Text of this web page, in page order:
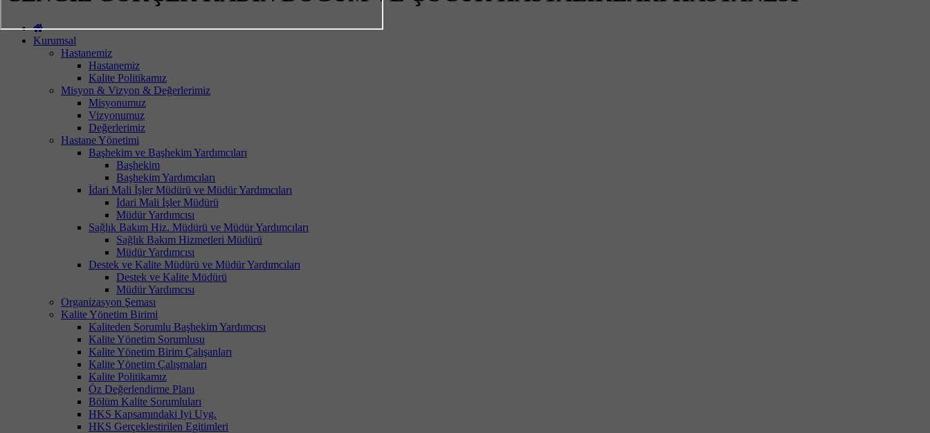
Kurumsal
Hastanemiz
Hastanemiz
Kalite Politikamız
Misyon & Vizyon & Değerlerimiz
Misyonumuz
Vizyonumuz
Değerlerimiz
Hastane Yönetimi
Başhekim ve Başhekim Yardımcıları
Başhekim
Başhekim Yardımcıları
İdari Mali İşler Müdürü ve Müdür Yardımcıları
İdari Mali İşler Müdürü
Müdür Yardımcısı
Sağlık Bakım Hiz. Müdürü ve Müdür Yardımcıları
Sağlık Bakım Hizmetleri Müdürü
Müdür Yardımcısı
Destek ve Kalite Müdürü ve Müdür Yardımcıları
Destek ve Kalite Müdürü
Müdür Yardımcısı
Organizasyon Şeması
Kalite Yönetim Birimi
Kaliteden Sorumlu Başhekim Yardımcısı
Kalite Yönetim Sorumlusu
Kalite Yönetim Birim Çalışanları
Kalite Yönetim Çalışmaları
Kalite Politikamız
Öz Değerlendirme Planı
Bölüm Kalite Sorumluları
HKS Kapsamındaki Iyi Uyg.
HKS Gerçeklestirilen Egitimleri